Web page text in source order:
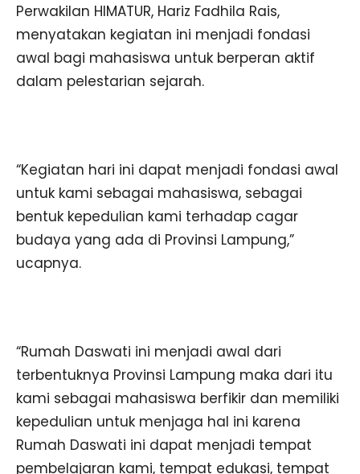
Perwakilan HIMATUR, Hariz Fadhila Rais,
menyatakan kegiatan ini menjadi fondasi
awal bagi mahasiswa untuk berperan aktif
dalam pelestarian sejarah.
“Kegiatan hari ini dapat menjadi fondasi awal
untuk kami sebagai mahasiswa, sebagai
bentuk kepedulian kami terhadap cagar
budaya yang ada di Provinsi Lampung,”
ucapnya.
“Rumah Daswati ini menjadi awal dari
terbentuknya Provinsi Lampung maka dari itu
kami sebagai mahasiswa berfikir dan memiliki
kepedulian untuk menjaga hal ini karena
Rumah Daswati ini dapat menjadi tempat
pembelajaran kami, tempat edukasi, tempat